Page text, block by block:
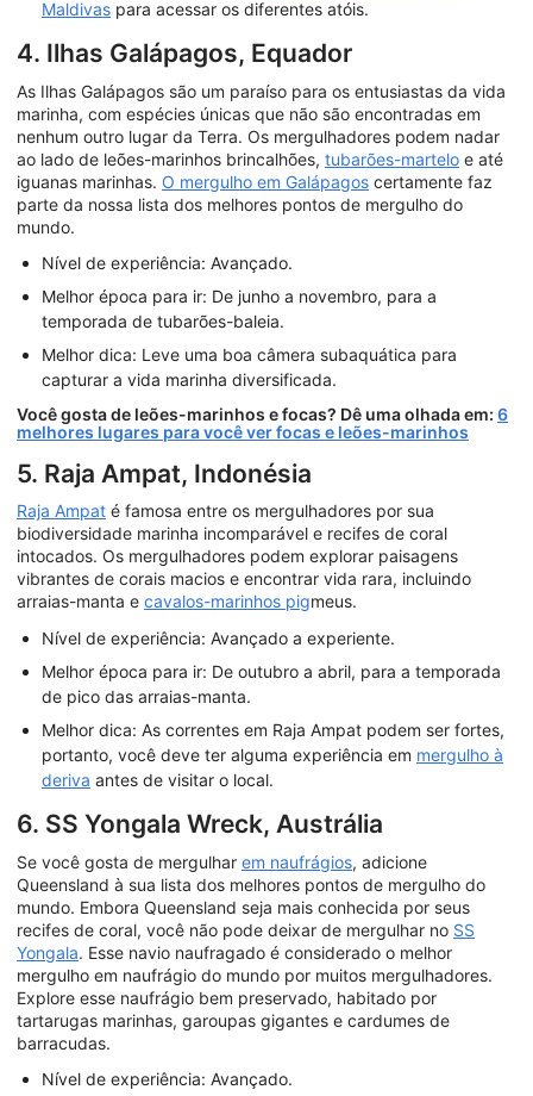
Maldivas para acessar os diferentes atóis.
4. Ilhas Galápagos, Equador
As Ilhas Galápagos são um paraíso para os entusiastas da vida
marinha, com espécies únicas que não são encontradas em
nenhum outro lugar da Terra. Os mergulhadores podem nadar
ao lado de leões-marinhos brincalhões, tubarões-martelo e até
iguanas marinhas. O mergulho em Galápagos certamente faz
parte da nossa lista dos melhores pontos de mergulho do
mundo.
Nível de experiência: Avançado.
Melhor época para ir: De junho a novembro, para a
temporada de tubarões-baleia.
Melhor dica: Leve uma boa câmera subaquática para
capturar a vida marinha diversificada.
Você gosta de leões-marinhos e focas? Dê uma olhada em: 6
melhores lugares para você ver focas e leões-marinhos
5. Raja Ampat, Indonésia
Raja Ampat é famosa entre os mergulhadores por sua
biodiversidade marinha incomparável e recifes de coral
intocados. Os mergulhadores podem explorar paisagens
vibrantes de corais macios e encontrar vida rara, incluindo
arraias-manta e cavalos-marinhos pigmeus.
Nível de experiência: Avançado a experiente.
Melhor época para ir: De outubro a abril, para a temporada
de pico das arraias-manta.
Melhor dica: As correntes em Raja Ampat podem ser fortes,
portanto, você deve ter alguma experiência em mergulho à
deriva antes de visitar o local.
6. SS Yongala Wreck, Austrália
Se você gosta de mergulhar em naufrágios, adicione
Queensland à sua lista dos melhores pontos de mergulho do
mundo. Embora Queensland seja mais conhecida por seus
recifes de coral, você não pode deixar de mergulhar no SS
Yongala. Esse navio naufragado é considerado o melhor
mergulho em naufrágio do mundo por muitos mergulhadores.
Explore esse naufrágio bem preservado, habitado por
tartarugas marinhas, garoupas gigantes e cardumes de
barracudas.
Nível de experiência: Avançado.